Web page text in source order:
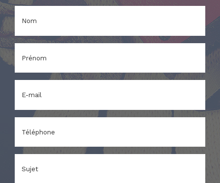
Nom
Prénom
E-mail
Téléphone
Sujet